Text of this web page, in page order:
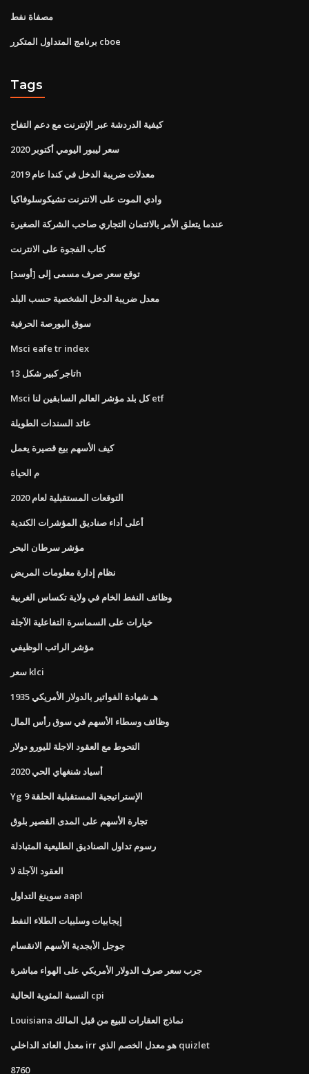
مصفاة نفط
برنامج المتداول المتكرر cboe
Tags
كيفية الدردشة عبر الإنترنت مع دعم التفاح
سعر ليبور اليومي أكتوبر 2020
معدلات ضريبة الدخل في كندا عام 2019
وادي الموت على الانترنت تشيكوسلوفاكيا
عندما يتعلق الأمر بالائتمان التجاري صاحب الشركة الصغيرة
كتاب الفجوة على الانترنت
توقع سعر صرف مسمى إلى [أوسد]
معدل ضريبة الدخل الشخصية حسب البلد
سوق البورصة الحرفية
Msci eafe tr index
تاجر كبير شكل 13h
Msci كل بلد مؤشر العالم السابقين لنا etf
عائد السندات الطويلة
كيف الأسهم بيع قصيرة يعمل
م الحياة
التوقعات المستقبلية لعام 2020
أعلى أداء صناديق المؤشرات الكندية
مؤشر سرطان البحر
نظام إدارة معلومات المريض
وظائف النفط الخام في ولاية تكساس الغربية
خيارات على السماسرة التفاعلية الآجلة
مؤشر الراتب الوظيفي
سعر klci
1935 هـ شهادة الفواتير بالدولار الأمريكي
وظائف وسطاء الأسهم في سوق رأس المال
التحوط مع العقود الاجلة لليورو دولار
أسياد شنغهاي الحي 2020
Yg الإستراتيجية المستقبلية الحلقة 9
تجارة الأسهم على المدى القصير بلوق
رسوم تداول الصناديق الطليعية المتبادلة
العقود الآجلة لا
سوينغ التداول aapl
إيجابيات وسلبيات الطلاء النفط
جوجل الأبجدية الأسهم الانقسام
جرب سعر صرف الدولار الأمريكي على الهواء مباشرة
النسبة المئوية الحالية cpi
Louisiana نماذج العقارات للبيع من قبل المالك
معدل العائد الداخلي irr هو معدل الخصم الذي quizlet
8760